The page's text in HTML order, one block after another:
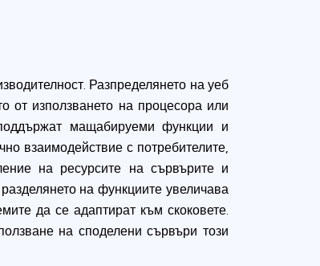
Разпределянето на уеб
от използването на процесора или
мащабируеми функции и
взаимодействие с потребителите,
на ресурсите на сървърите и
на функциите увеличава
да се адаптират към скоковете.
на споделени сървъри този